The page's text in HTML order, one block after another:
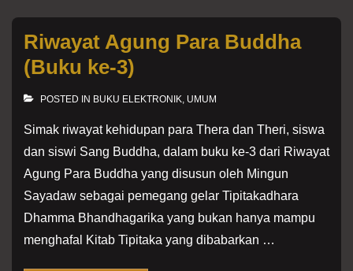
Riwayat Agung Para Buddha
(Buku ke-3)
POSTED IN BUKU ELEKTRONIK, UMUM
Simak riwayat kehidupan para Thera dan Theri, siswa
dan siswi Sang Buddha, dalam buku ke-3 dari Riwayat
Agung Para Buddha yang disusun oleh Mingun
Sayadaw sebagai pemegang gelar Tipitakadhara
Dhamma Bhandhagarika yang bukan hanya mampu
menghafal Kitab Tipitaka yang dibabarkan …